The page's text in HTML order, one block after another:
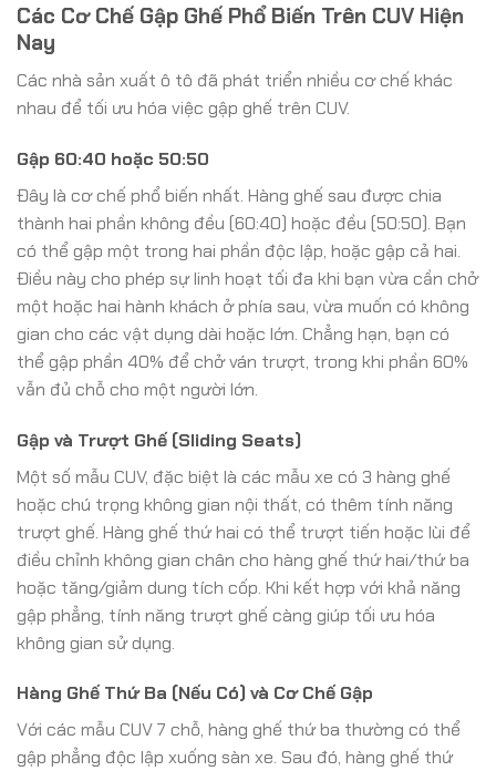
Các Cơ Chế Gập Ghế Phổ Biến Trên CUV Hiện
Nay
Các nhà sản xuất ô tô đã phát triển nhiều cơ chế khác
nhau để tối ưu hóa việc gập ghế trên CUV.
Gập 60:40 hoặc 50:50
Đây là cơ chế phổ biến nhất. Hàng ghế sau được chia
thành hai phần không đều (60:40) hoặc đều (50:50). Bạn
có thể gập một trong hai phần độc lập, hoặc gập cả hai.
Điều này cho phép sự linh hoạt tối đa khi bạn vừa cần chở
một hoặc hai hành khách ở phía sau, vừa muốn có không
gian cho các vật dụng dài hoặc lớn. Chẳng hạn, bạn có
thể gập phần 40% để chở ván trượt, trong khi phần 60%
vẫn đủ chỗ cho một người lớn.
Gập và Trượt Ghế (Sliding Seats)
Một số mẫu CUV, đặc biệt là các mẫu xe có 3 hàng ghế
hoặc chú trọng không gian nội thất, có thêm tính năng
trượt ghế. Hàng ghế thứ hai có thể trượt tiến hoặc lùi để
điều chỉnh không gian chân cho hàng ghế thứ hai/thứ ba
hoặc tăng/giảm dung tích cốp. Khi kết hợp với khả năng
gập phẳng, tính năng trượt ghế càng giúp tối ưu hóa
không gian sử dụng.
Hàng Ghế Thứ Ba (Nếu Có) và Cơ Chế Gập
Với các mẫu CUV 7 chỗ, hàng ghế thứ ba thường có thể
gập phẳng độc lập xuống sàn xe. Sau đó, hàng ghế thứ